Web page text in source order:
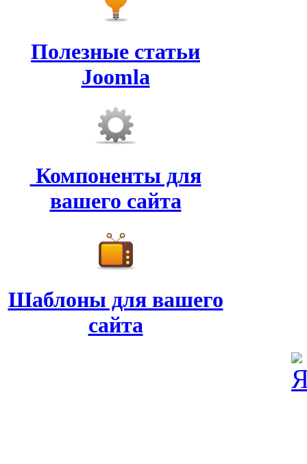
Полезные статьи
Joomla
Компоненты для
вашего сайта
Шаблоны для вашего
сайта